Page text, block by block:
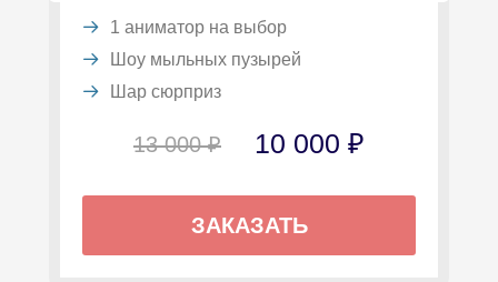
1 аниматор на выбор
Шоу мыльных пузырей
Шар сюрприз
13 000 ₽ 10 000 ₽
ЗАКАЗАТЬ